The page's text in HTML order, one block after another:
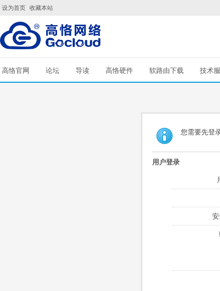
设为首页 收藏本站
高恪官网 论坛 导读 高恪硬件 软路由下载 技术
您需要先登
用户登录